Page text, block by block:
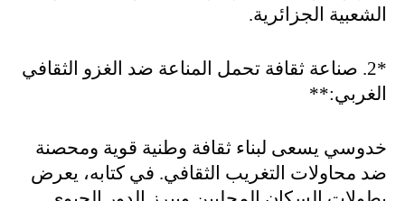
الشعبية الجزائرية.
*2.
صناعة ثقافة تحمل المناعة ضد الغزو الثقافي
الغربي:**
خدوسي يسعى لبناء ثقافة وطنية قوية ومحصنة
ضد محاولات التغريب الثقافي. في كتابه، يعرض